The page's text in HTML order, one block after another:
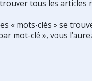
tous les articles
« mots-clés » se
mot-clé », vous